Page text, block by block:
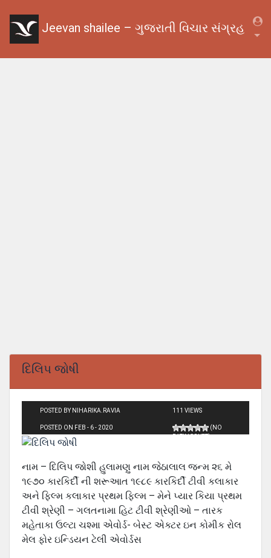
Jeevan shailee – ગુજરાતી વિચાર સંગ્રહ
દિલિપ જોષી
POSTED BY NIHARIKA.RAVIA
POSTED ON FEB - 6 - 2020
111 VIEWS
(NO
RATINGS YET)
નામ – દિલિપ જોશી હુલામણુ નામ જેઠાલાલ જન્મ ૨૬ મે
૧૯૭૦ કારકિર્દી ની શરૂઆત ૧૯૮૯ કારકિર્દી ટીવી કલાકાર
અને ફિલ્મ કલાકાર પ્રથમ ફિલ્મ – મેને પ્યાર કિયા પ્રથમ
ટીવી શ્રેણી – ગલતનામા હિટ ટીવી શ્રેણીઓ – તારક
મહેતાકા ઉલ્ટા ચશ્મા એવોર્ડ- બેસ્ટ એક્ટર ઇન કોમીક રોલ
મેલ ફોર ઇન્ડિયન ટેલી એવોર્ડસ